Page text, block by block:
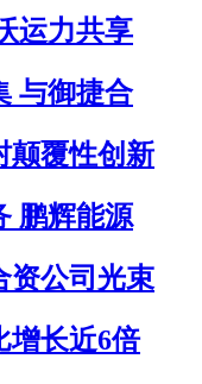
运力共享
与御捷合
颠覆性创新
鹏辉能源
资公司光束
增长近6倍